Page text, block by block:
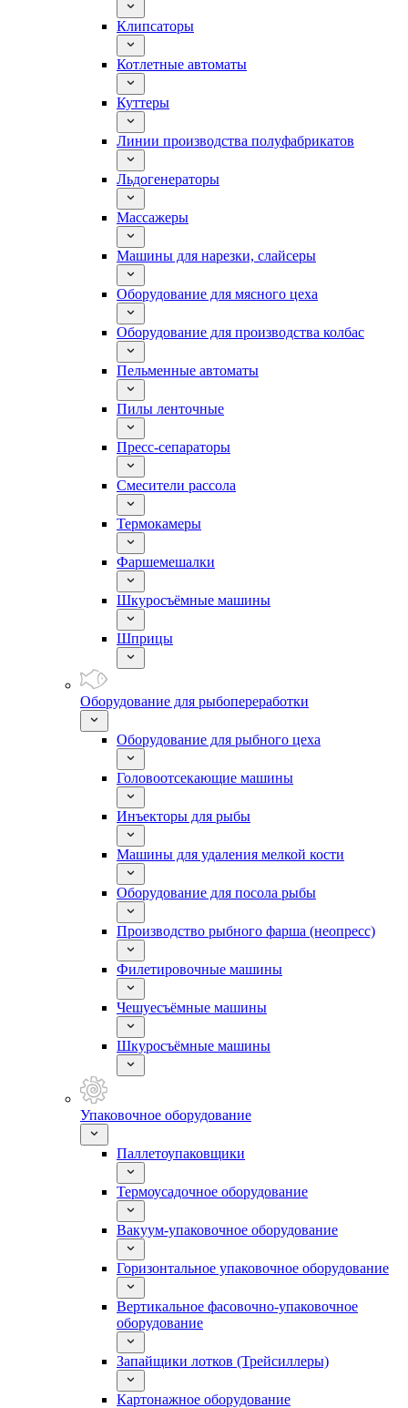
Клипсаторы
Котлетные автоматы
Куттеры
Линии производства полуфабрикатов
Льдогенераторы
Массажеры
Машины для нарезки, слайсеры
Оборудование для мясного цеха
Оборудование для производства колбас
Пельменные автоматы
Пилы ленточные
Пресс-сепараторы
Смесители рассола
Термокамеры
Фаршемешалки
Шкуросъёмные машины
Шприцы
Оборудование для рыбопереработки
Оборудование для рыбного цеха
Головоотсекающие машины
Инъекторы для рыбы
Машины для удаления мелкой кости
Оборудование для посола рыбы
Производство рыбного фарша (неопресс)
Филетировочные машины
Чешуесъёмные машины
Шкуросъёмные машины
Упаковочное оборудование
Паллетоупаковщики
Термоусадочное оборудование
Вакуум-упаковочное оборудование
Горизонтальное упаковочное оборудование
Вертикальное фасовочно-упаковочное
оборудование
Запайщики лотков (Трейсиллеры)
Картонажное оборудование